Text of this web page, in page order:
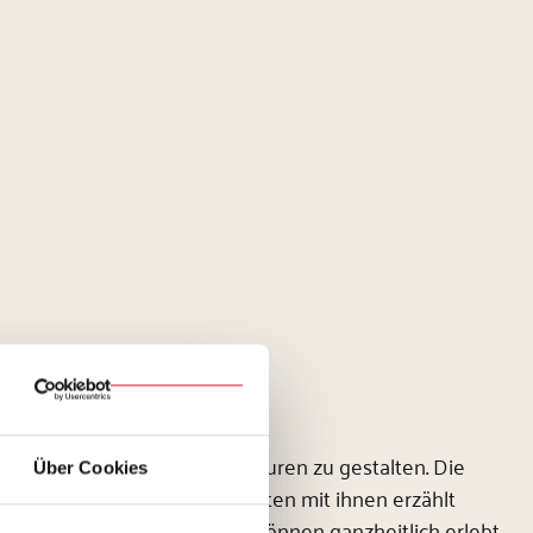
Über Cookies
Schritt zwei LEA-Erzählfiguren zu gestalten. Die
aber auch Geschichten mit ihnen erzählt